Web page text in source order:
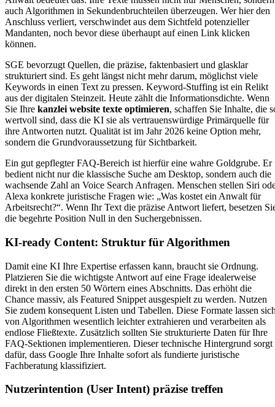
auch Algorithmen in Sekundenbruchteilen überzeugen. Wer hier den
Anschluss verliert, verschwindet aus dem Sichtfeld potenzieller
Mandanten, noch bevor diese überhaupt auf einen Link klicken
können.
SGE bevorzugt Quellen, die präzise, faktenbasiert und glasklar
strukturiert sind. Es geht längst nicht mehr darum, möglichst viele
Keywords in einen Text zu pressen. Keyword-Stuffing ist ein Relikt
aus der digitalen Steinzeit. Heute zählt die Informationsdichte. Wenn
Sie Ihre kanzlei website texte optimieren, schaffen Sie Inhalte, die
wertvoll sind, dass die KI sie als vertrauenswürdige Primärquelle für
ihre Antworten nutzt. Qualität ist im Jahr 2026 keine Option mehr,
sondern die Grundvoraussetzung für Sichtbarkeit.
Ein gut gepflegter FAQ-Bereich ist hierfür eine wahre Goldgrube. Er
bedient nicht nur die klassische Suche am Desktop, sondern auch die
wachsende Zahl an Voice Search Anfragen. Menschen stellen Siri
Alexa konkrete juristische Fragen wie: „Was kostet ein Anwalt für
Arbeitsrecht?“. Wenn Ihr Text die präzise Antwort liefert, besetzen
die begehrte Position Null in den Suchergebnissen.
KI-ready Content: Struktur für Algorithmen
Damit eine KI Ihre Expertise erfassen kann, braucht sie Ordnung.
Platzieren Sie die wichtigste Antwort auf eine Frage idealerweise
direkt in den ersten 50 Wörtern eines Abschnitts. Das erhöht die
Chance massiv, als Featured Snippet ausgespielt zu werden. Nutzen
Sie zudem konsequent Listen und Tabellen. Diese Formate lassen
von Algorithmen wesentlich leichter extrahieren und verarbeiten als
endlose Fließtexte. Zusätzlich sollten Sie strukturierte Daten für Ihre
FAQ-Sektionen implementieren. Dieser technische Hintergrund sorgt
dafür, dass Google Ihre Inhalte sofort als fundierte juristische
Fachberatung klassifiziert.
Nutzerintention (User Intent) präzise treffen